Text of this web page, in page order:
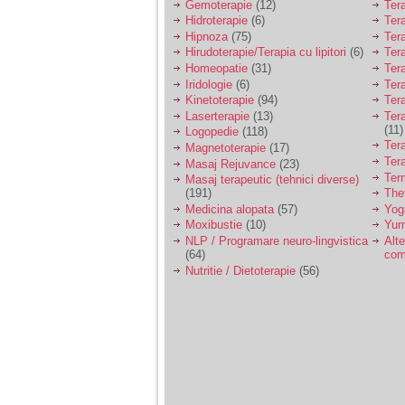
mine. Din cauza asta
am inceput sa beau
alcool si am inceput
sa ma culc cu barbati
pentru bani.
Gemoterapie (12)
Hidroterapie (6)
Hipnoza (75)
Hirudoterapie/Terapia cu lipitori (6)
Homeopatie (31)
Iridologie (6)
Kinetoterapie (94)
Laserterapie (13)
Logopedie (118)
Magnetoterapie (17)
Masaj Rejuvance (23)
Masaj terapeutic (tehnici diverse)
(191)
Medicina alopata (57)
Moxibustie (10)
NLP / Programare neuro-lingvistica
(64)
Nutritie / Dietoterapie (56)
(11)